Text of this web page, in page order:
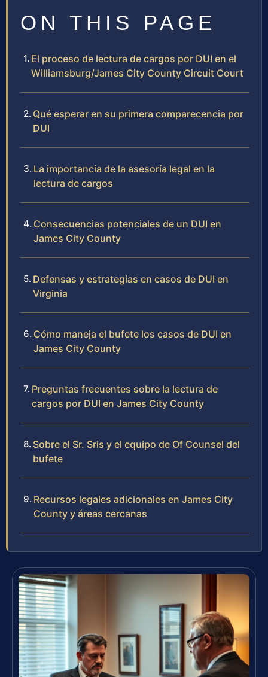
ON THIS PAGE
El proceso de lectura de cargos por DUI en el
Williamsburg/James City County Circuit Court
Qué esperar en su primera comparecencia por
DUI
La importancia de la asesoría legal en la
lectura de cargos
Consecuencias potenciales de un DUI en
James City County
Defensas y estrategias en casos de DUI en
Virginia
Cómo maneja el bufete los casos de DUI en
James City County
Preguntas frecuentes sobre la lectura de
cargos por DUI en James City County
Sobre el Sr. Sris y el equipo de Of Counsel del
bufete
Recursos legales adicionales en James City
County y áreas cercanas